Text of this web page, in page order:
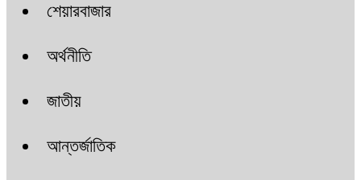
শেয়ারবাজার
অর্থনীতি
জাতীয়
আন্তর্জাতিক